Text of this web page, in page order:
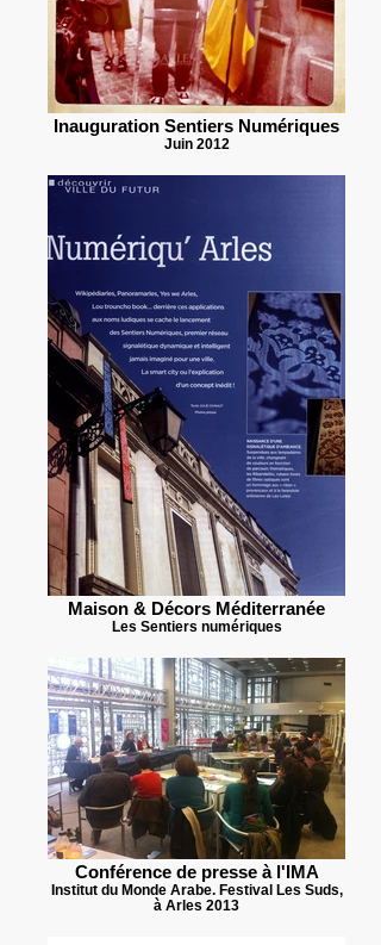
Inauguration Sentiers Numériques
Juin 2012
Maison & Décors Méditerranée
Les Sentiers numériques
Conférence de presse à l'IMA
Institut du Monde Arabe. Festival Les Suds,
à Arles 2013